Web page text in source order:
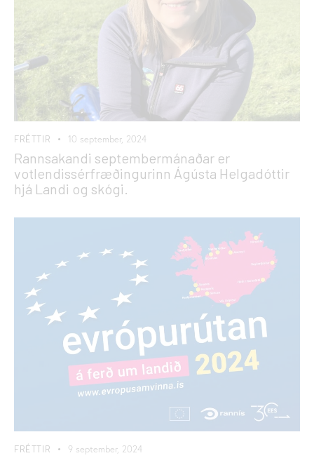
FRÉTTIR 10 september, 2024
Rannsakandi septembermánaðar er
votlendissérfræðingurinn Ágústa Helgadóttir
hjá Landi og skógi.
FRÉTTIR 9 september, 2024